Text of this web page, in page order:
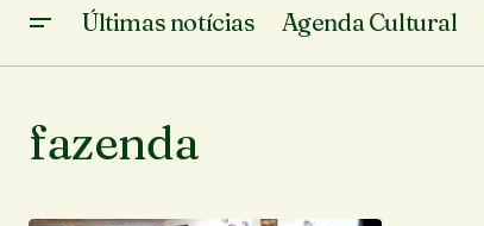
Últimas notícias Agenda Cultural
fazenda